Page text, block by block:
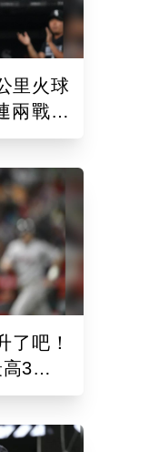
里火球
兩戰開
錄
了吧！
3打點
賞